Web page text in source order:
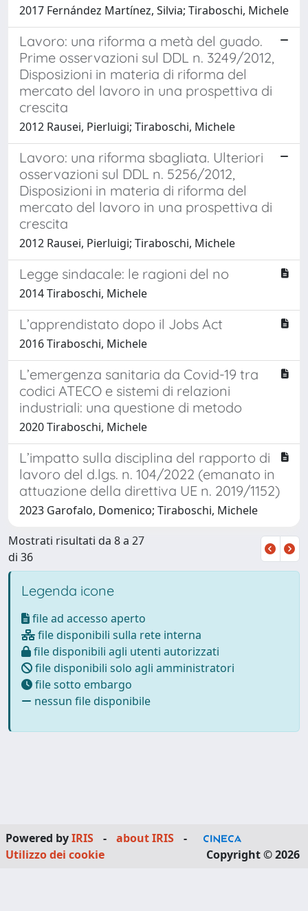
2017 Fernández Martínez, Silvia; Tiraboschi, Michele
Lavoro: una riforma a metà del guado.
Prime osservazioni sul DDL n. 3249/2012,
Disposizioni in materia di riforma del
mercato del lavoro in una prospettiva di
crescita
2012 Rausei, Pierluigi; Tiraboschi, Michele
Lavoro: una riforma sbagliata. Ulteriori
osservazioni sul DDL n. 5256/2012,
Disposizioni in materia di riforma del
mercato del lavoro in una prospettiva di
crescita
2012 Rausei, Pierluigi; Tiraboschi, Michele
Legge sindacale: le ragioni del no
2014 Tiraboschi, Michele
L’apprendistato dopo il Jobs Act
2016 Tiraboschi, Michele
L’emergenza sanitaria da Covid-19 tra
codici ATECO e sistemi di relazioni
industriali: una questione di metodo
2020 Tiraboschi, Michele
L’impatto sulla disciplina del rapporto di
lavoro del d.lgs. n. 104/2022 (emanato in
attuazione della direttiva UE n. 2019/1152)
2023 Garofalo, Domenico; Tiraboschi, Michele
Mostrati risultati da 8 a 27
di 36
Legenda icone
file ad accesso aperto
file disponibili sulla rete interna
file disponibili agli utenti autorizzati
file disponibili solo agli amministratori
file sotto embargo
nessun file disponibile
Powered byIRIS - about IRIS
-
Utilizzo dei cookie
Copyright © 2026